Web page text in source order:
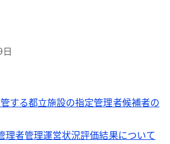
する都立施設の指定管理者候補者の
理者管理運営状況評価結果について